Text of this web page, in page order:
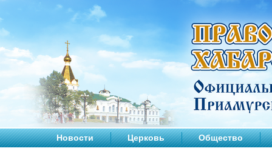
Новости Церковь Общество